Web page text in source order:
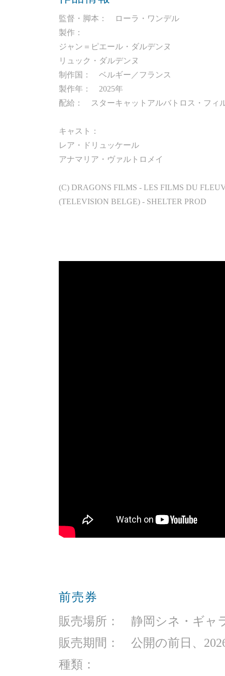
監督・脚本： ローラ・ワンデル
製作：
ジャン＝ピエール・ダルデンヌ
リュック・ダルデンヌ
制作国： ベルギー／フランス
製作年： 2025年
配給： スターキャットアルバトロス・フィ
キャスト：
レア・ドリュッケール
アナマリア・ヴァルトロメイ
(C) DRAGONS FILMS - LES FILMS DU
(TELEVISION BELGE) - SHELTER PROD
前売券
販売場所： 静岡シネ・ギャ
販売期間： 公開の前日、
種類：